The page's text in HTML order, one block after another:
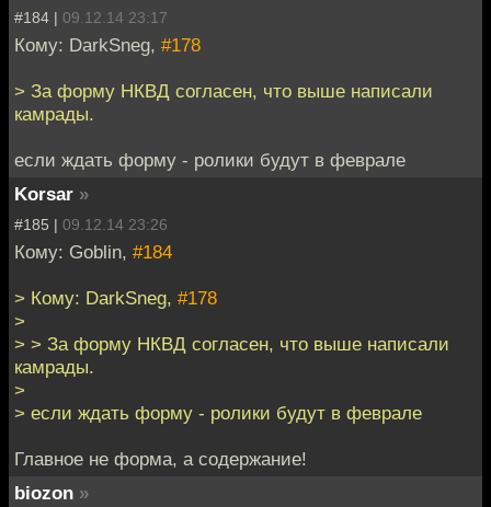
#184 | 09.12.14 23:17
Кому: DarkSneg, #178
> За форму НКВД согласен, что выше написали
камрады.
если ждать форму - ролики будут в феврале
Korsar »
#185 | 09.12.14 23:26
Кому: Goblin, #184
> Кому: DarkSneg, #178
>
> > За форму НКВД согласен, что выше написали
камрады.
>
> если ждать форму - ролики будут в феврале
Главное не форма, а содержание!
biozon »